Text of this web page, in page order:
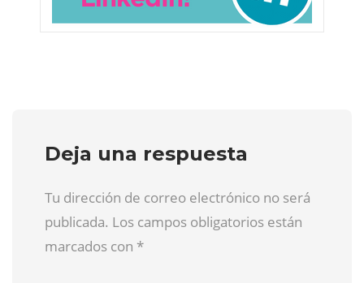
Deja una respuesta
Tu dirección de correo electrónico no será
publicada. Los campos obligatorios están
marcados con *